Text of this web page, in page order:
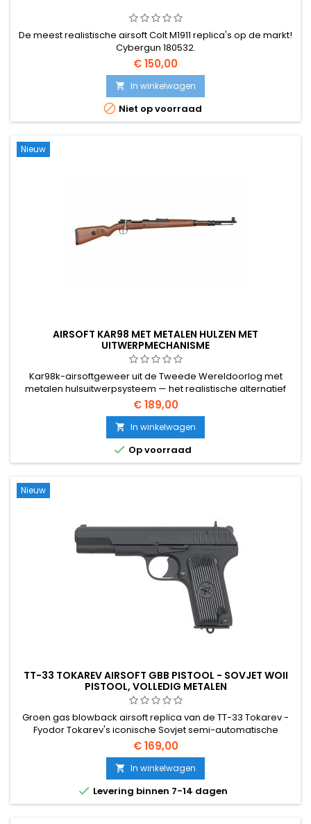
De meest realistische airsoft Colt M1911 replica's op de markt!
Cybergun 180532.
€ 150,00
 In winkelwagen
 Niet op voorraad
Nieuw
AIRSOFT KAR98 MET METALEN HULZEN MET
UITWERPMECHANISME
Kar98k-airsoftgeweer uit de Tweede Wereldoorlog met
metalen hulsuitwerpsysteem — het realistische alternatief
voor standaard snipergeweren met hoge
magazijncapaciteit. Laad BB’s in messing hulzen, beweeg de
grendel, en de lege huls vliegt aan de zijkant naar buiten.
Veeraangedreven, ~350 FPS / 1,14 J met 0,20 g BB’s, totale
lengte 1120 mm. De kolf van...
€ 189,00
 In winkelwagen
 Op voorraad
Nieuw
TT-33 TOKAREV AIRSOFT GBB PISTOOL - SOVJET WOII
PISTOOL, VOLLEDIG METALEN
Groen gas blowback airsoft replica van de TT-33 Tokarev -
Fyodor Tokarev's iconische Sovjet semi-automatische
pistool, standaard zijwapen van de officier van het Rode
Leger in de Tweede Wereldoorlog. Volledig metalen
behuizing, 11-rd magazijn, ~280-320 FPS / 0,73 J. 195 mm, 610 g.
€ 169,00
 In winkelwagen
 Levering binnen 7-14 dagen